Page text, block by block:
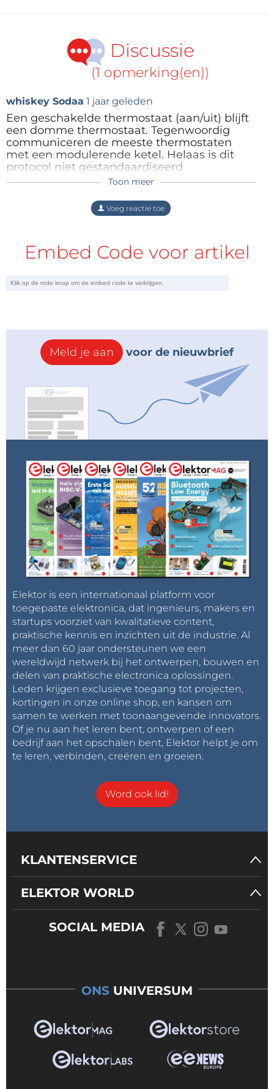
Discussie
(1 opmerking(en))
whiskey Sodaa 1 jaar geleden
Een geschakelde thermostaat (aan/uit) blijft
een domme thermostaat. Tegenwoordig
communiceren de meeste thermostaten
met een modulerende ketel. Helaas is dit
protocol niet gestandaardiseerd
AntwoordToon meer
Voeg reactie toe
Embed Code voor artikel
Meld je aan voor de nieuwbrief
Elektor is een internationaal platform voor
toegepaste elektronica, dat ingenieurs, makers en
startups voorziet van kwalitatieve content,
praktische kennis en inzichten uit de industrie. Al
meer dan 60 jaar ondersteunen we een
wereldwijd netwerk bij het ontwerpen, bouwen en
delen van praktische electronica oplossingen.
Leden krijgen exclusieve toegang tot projecten,
kortingen in onze online shop, en kansen om
samen te werken met toonaangevende innovators.
Of je nu aan het leren bent, ontwerpen of een
bedrijf aan het opschalen bent, Elektor helpt je om
te leren, verbinden, creëren en groeien.
Word ook lid!
KLANTENSERVICE
ELEKTOR WORLD
SOCIAL MEDIA
ONS UNIVERSUM